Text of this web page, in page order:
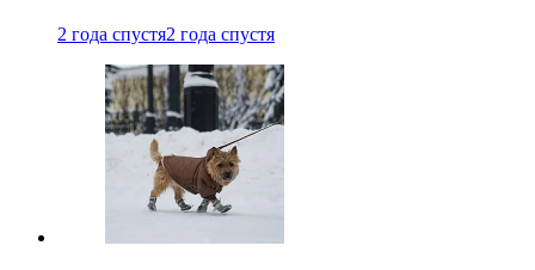
2 года спустя2 года спустя